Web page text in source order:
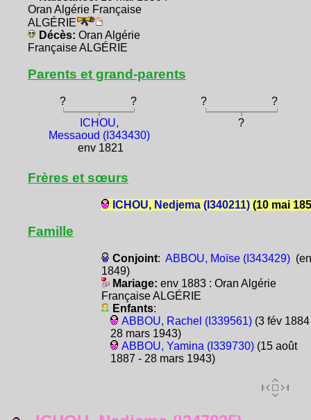
Oran Algérie Française
ALGÉRIE
Décès: Oran Algérie
Française ALGÉRIE
Parents et grand-parents
? ? ?
?
ICHOU,
Messaoud (I343430)
env 1821
?
Frères et sœurs
ICHOU, Nedjema (I340211)(10 mai
Famille
Conjoint: ABBOU, Moïse (I343429)
1849)
Mariage: env 1883 : Oran Algérie
Française ALGÉRIE
Enfants:
ABBOU, Rachel (I339561)(3 fév 1884
28 mars 1943)
ABBOU, Yamina (I339730)(15 août
1887 - 28 mars 1943)